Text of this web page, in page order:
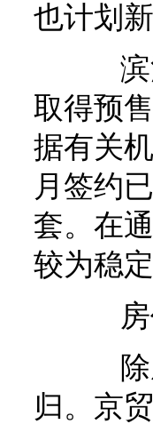
也计划
滨江
取得预
据有关
月签约
套。在
较为稳
房
除成
归。京